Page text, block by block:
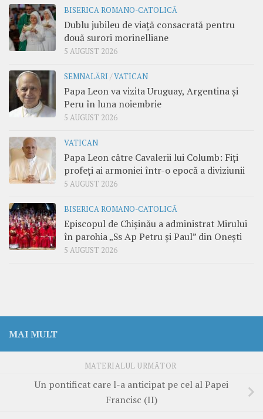
BISERICA ROMANO-CATOLICĂ
Dublu jubileu de viață consacrată pentru
două surori morinelliane
5 AUGUST 2026
SEMNALĂRI /VATICAN
Papa Leon va vizita Uruguay, Argentina și
Peru în luna noiembrie
5 AUGUST 2026
VATICAN
Papa Leon către Cavalerii lui Columb: Fiți
profeți ai armoniei într-o epocă a diviziunii
5 AUGUST 2026
BISERICA ROMANO-CATOLICĂ
Episcopul de Chișinău a administrat Mirului
în parohia „Ss Ap Petru și Paul” din Onești
5 AUGUST 2026
MAI MULT
MATERIALUL URMĂTOR
Un pontificat care l-a anticipat pe cel al Papei
Francisc (II)